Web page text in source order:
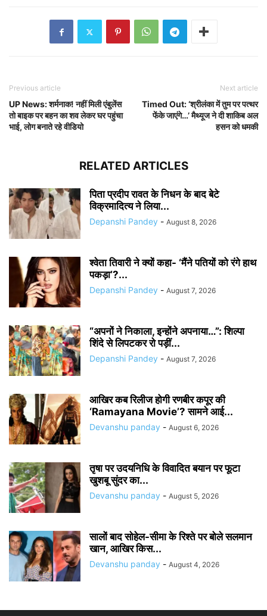
Previous article
UP News: शर्मनाक! नहीं मिली एंबुलेंस
तो बाइक पर बहन का शव लेकर घर पहुंचा
भाई, लोग बनाते रहे वीडियो
Next article
Timed Out: ‘श्रीलंका में तुम पर पत्थर
फेंके जाएंगे…’ मैथ्यूज ने दी शाकिब अल
हसन को धमकी
RELATED ARTICLES
पिता प्रदीप रावत के निधन के बाद बेटे
विक्रमादित्य ने लिया...
Depanshi Pandey - August 8, 2026
श्वेता तिवारी ने क्यों कहा- ‘मैंने पतियों को रंगे हाथ
पकड़ा’?...
Depanshi Pandey - August 7, 2026
“अपनों ने निकाला, इन्होंने अपनाया…”: शिल्पा
शिंदे से लिपटकर रो पड़ीं...
Depanshi Pandey - August 7, 2026
आखिर कब रिलीज होगी रणबीर कपूर की
‘Ramayana Movie’? सामने आई...
Devanshu panday - August 6, 2026
तृषा पर उदयनिधि के विवादित बयान पर फूटा
खुशबू सुंदर का...
Devanshu panday - August 5, 2026
सालों बाद सोहेल-सीमा के रिश्ते पर बोले सलमान
खान, आखिर किस...
Devanshu panday - August 4, 2026